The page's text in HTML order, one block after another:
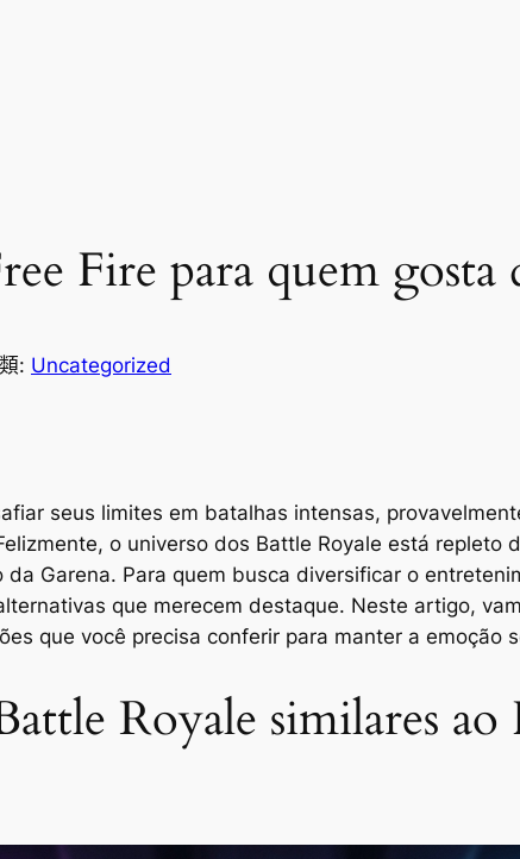
Fire para quem
: Uncategorized
seus limites em batalhas intensas,
o universo dos Battle Royale está repleto
Garena. Para quem busca diversificar o
que merecem destaque. Neste artigo,
que você precisa conferir para manter a emoção
Royale similares ao